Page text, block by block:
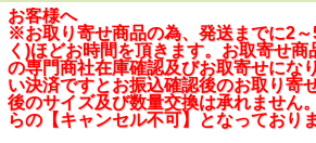
お客様へ
※お取り寄せ商品の為、発送までに2
く)ほどお時間を頂きます。お取寄せ
の専門商社在庫確認及びお取寄せにな
い決済ですとお振込確認後のお取り寄
後のサイズ及び数量交換は承れません
らの【キャンセル不可】となっておりま